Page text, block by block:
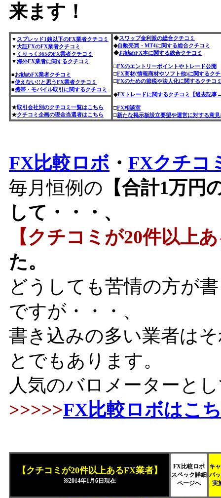
来ます！
▼ スプレッド1銭以下のFX業者クチコミ
▼大証FXのFX業者クチコミ
▼ くりっく365のFX業者クチコミ
▼海外FX業者に関するクチコミ
■お勧めFX業者クチコミ
■使えない!!と思うFX業者クチコミ
■携帯・モバイル取引に関するクチコミ
◆スワップ金利派の総合クチコミ
◆自動売買・MT4に関する総合クチコミ
◆お勧めFX本に関する総合クチコミ
□FXのエントリーポイントやトレード公開
□FX商材(情報商材やソフト他)に関するク
□FXのための節税や法人化に関するクチコ
◆FXトレードに関するクチコミ【過去記事
□FX相談室
□新たな掲示板設立要望や運営に対する意見
★取引会社別のクチコミ一覧はこちら
★クチコミ企画の現金当選者はこちら
FX比較ロボ ・ FXクチコ
毎月恒例の 【合計1万
して・・・、
【クチコミが20件以上
た。
どうしても苦情の方が
ですが・・・、
書き込みの多い業者は
とでもあります。
人気のバロメーターと
>>>>>FX比較ロボはこ
【クチコミが20件以上あるFX業者】
※2014年1月6日現在
FX比較ロボ
スペック詳細
ページへ
キ
バ
実